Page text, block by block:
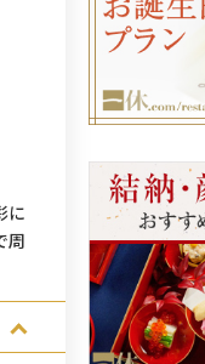
に
周